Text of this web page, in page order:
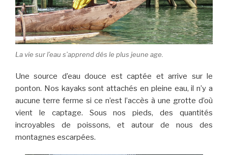
La vie sur l’eau s’apprend dés le plus jeune age.
Une source d’eau douce est captée et arrive sur le
ponton. Nos kayaks sont attachés en pleine eau, il n’y a
aucune terre ferme si ce n’est l’accès à une grotte d’où
vient le captage. Sous nos pieds, des quantités
incroyables de poissons, et autour de nous des
montagnes escarpées.